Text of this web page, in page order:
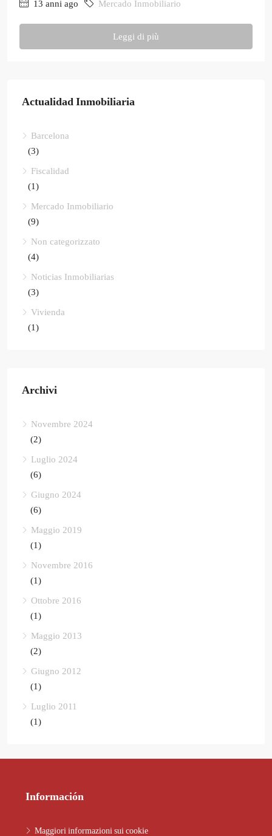
13 anni ago Mercado Inmobiliario
Leggi di più
Actualidad Inmobiliaria
Barcelona
(3)
Fiscalidad
(1)
Mercado Inmobiliario
(9)
Non categorizzato
(4)
Noticias Inmobiliarias
(3)
Vivienda
(1)
Archivi
Novembre 2024
(2)
Luglio 2024
(6)
Giugno 2024
(6)
Maggio 2019
(1)
Novembre 2016
(1)
Ottobre 2016
(1)
Maggio 2013
(2)
Giugno 2012
(1)
Luglio 2011
(1)
Información
Maggiori informazioni sui cookie